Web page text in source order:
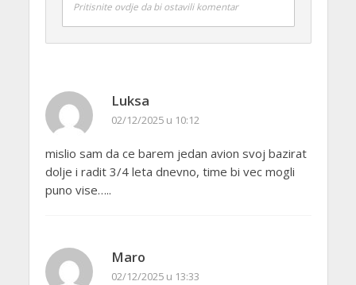
Pritisnite ovdje da bi ostavili komentar
Luksa
02/12/2025 u 10:12
mislio sam da ce barem jedan avion svoj bazirat
dolje i radit 3/4 leta dnevno, time bi vec mogli
puno vise…..
Maro
02/12/2025 u 13:33